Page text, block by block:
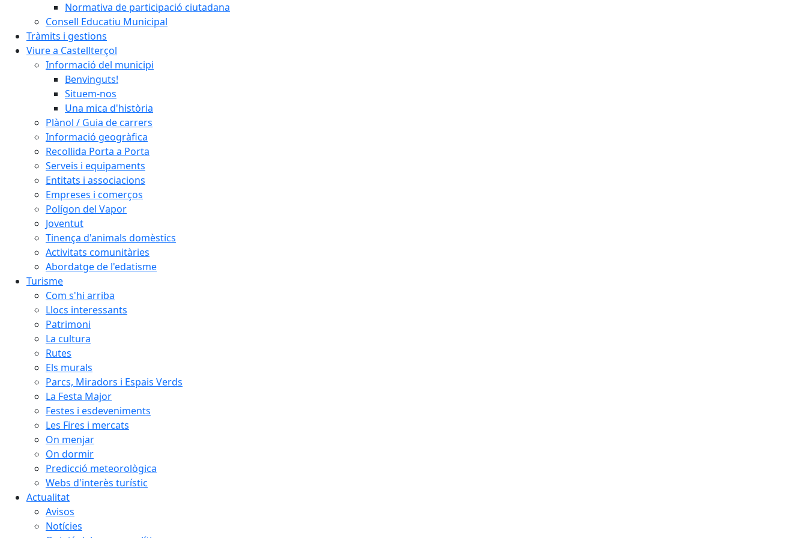
Normativa de participació ciutadana
Consell Educatiu Municipal
Tràmits i gestions
Viure a Castellterçol
Informació del municipi
Benvinguts!
Situem-nos
Una mica d'història
Plànol / Guia de carrers
Informació geogràfica
Recollida Porta a Porta
Serveis i equipaments
Entitats i associacions
Empreses i comerços
Polígon del Vapor
Joventut
Tinença d'animals domèstics
Activitats comunitàries
Abordatge de l'edatisme
Turisme
Com s'hi arriba
Llocs interessants
Patrimoni
La cultura
Rutes
Els murals
Parcs, Miradors i Espais Verds
La Festa Major
Festes i esdeveniments
Les Fires i mercats
On menjar
On dormir
Predicció meteorològica
Webs d'interès turístic
Actualitat
Avisos
Notícies